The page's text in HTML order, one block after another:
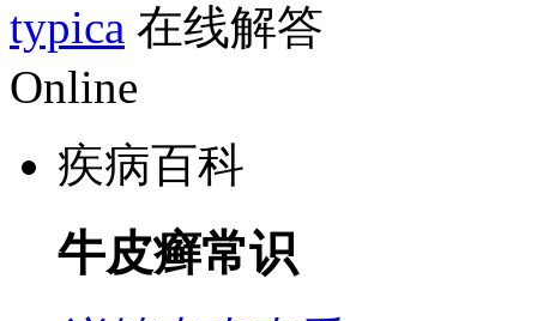
typica 在线解答
Online
疾病百科
牛皮癣常识